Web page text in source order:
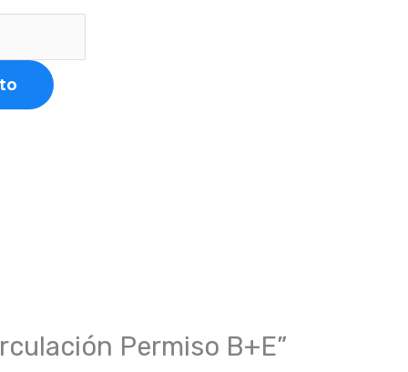
Permiso B+E”